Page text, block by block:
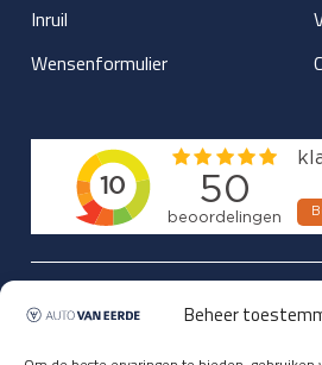
Beheer
Inruil
Wensenformulier
Updates over nieuwbinnen-komers